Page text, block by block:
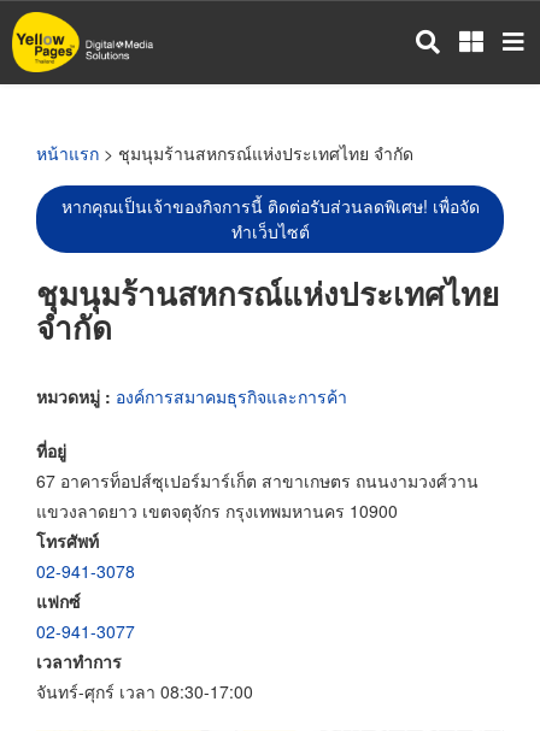
ข้าม
ไป
หน้าแรก > ชุมนุมร้านสหกรณ์แห่งประเทศไทย จำกัด
หากคุณเป็นเจ้าของกิจการนี้ ติดต่อรับส่วนลดพิเศษ! เพื่อจัด
ทำเว็บไซต์
ชุมนุมร้านสหกรณ์แห่งประเทศไทย
จำกัด
หมวดหมู่ : องค์การสมาคมธุรกิจและการค้า
ที่อยู่
67 อาคารท็อปส์ซุเปอร์มาร์เก็ต สาขาเกษตร ถนนงามวงศ์วาน
แขวงลาดยาว เขตจตุจักร กรุงเทพมหานคร 10900
โทรศัพท์
02-941-3078
แฟกซ์
02-941-3077
เวลาทำการ
จันทร์-ศุกร์ เวลา 08:30-17:00